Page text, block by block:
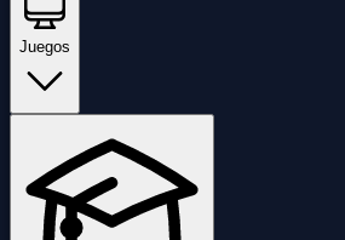
Juegos